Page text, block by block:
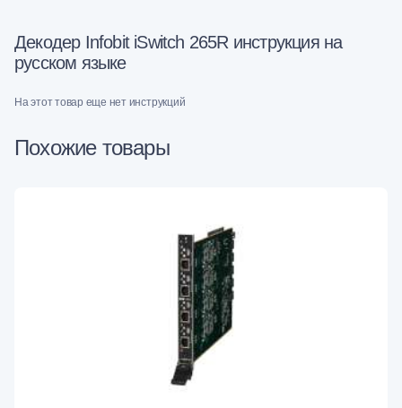
Декодер Infobit iSwitch 265R инструкция на
русском языке
На этот товар еще нет инструкций
Похожие товары